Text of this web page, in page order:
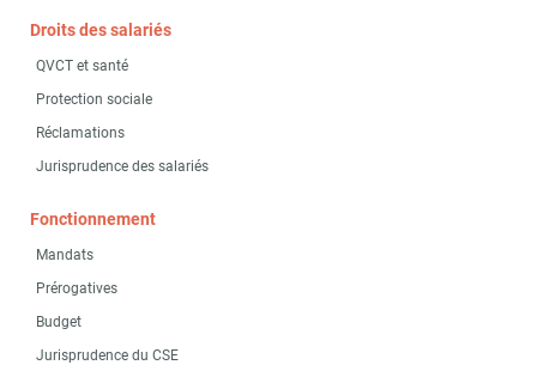
Droits des salariés
QVCT et santé
Protection sociale
Réclamations
Jurisprudence des salariés
Fonctionnement
Mandats
Prérogatives
Budget
Jurisprudence du CSE